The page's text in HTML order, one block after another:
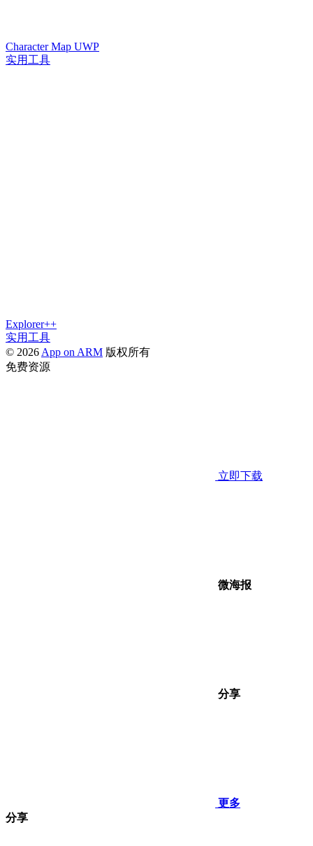
Character Map UWP
实用工具
Explorer++
实用工具
© 2026App on ARM 版权所有
免费资源
立即下载
微海报
分享
更多
分享